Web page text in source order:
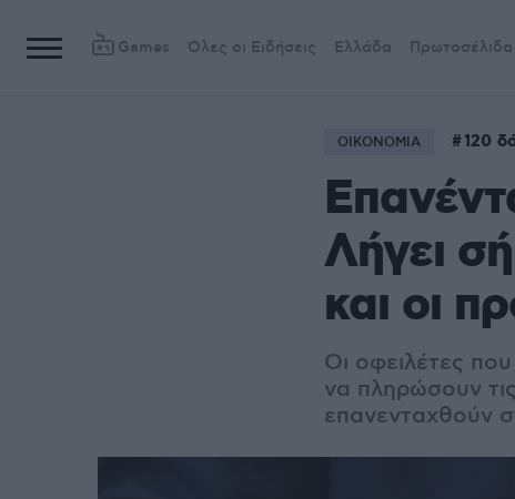
Games Όλες οι Ειδήσεις Ελλάδα Πρωτοσέλιδα
ΟΙΚΟΝΟΜΙΑ 120
Λήγει
και οι
Οι οφειλέτες
να πληρώσουν
επανενταχθούν